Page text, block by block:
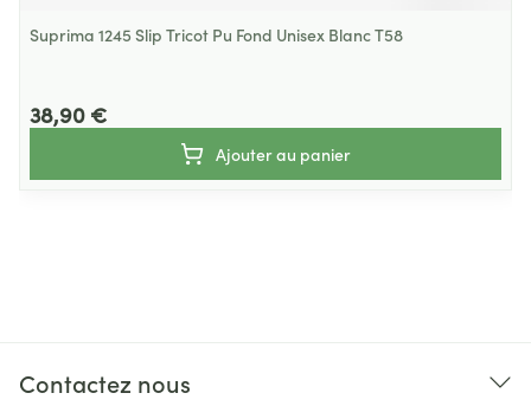
Suprima 1245 Slip Tricot Pu Fond Unisex Blanc T58
38,90 €
Ajouter au panier
Contactez nous